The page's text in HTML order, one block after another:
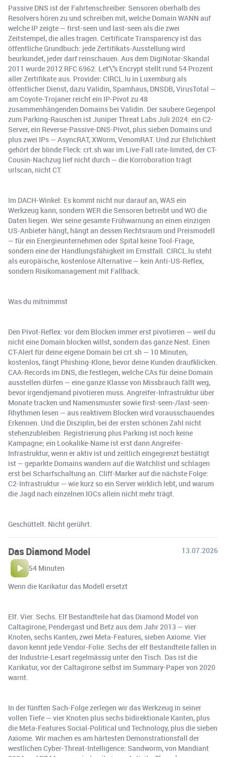
Passive DNS ist der Fahrtenschreiber: Sensoren oberhalb des
Resolvers hören zu und schreiben mit, welche Domain WANN auf
welche IP zeigte — first-seen und last-seen als die zwei
Zeitstempel, die alles tragen. Certificate Transparency ist das
öffentliche Grundbuch: jede Zertifikats-Ausstellung wird
beurkundet, jeder darf reinschauen. Aus dem DigiNotar-Skandal
2011 wurde 2012 RFC 6962. Let'\''s Encrypt stellt rund 54 Prozent
aller Zertifikate aus. Provider: CIRCL.lu in Luxemburg als
öffentlicher Dienst, dazu Validin, Spamhaus, DNSDB, VirusTotal —
am Coyote-Trojaner reicht ein IP-Pivot zu 48
zusammenhängenden Domains bei Validin. Der saubere Gegenpol
zum Parking-Rauschen ist Juniper Threat Labs Juli 2024: ein C2-
Server, ein Reverse-Passive-DNS-Pivot, plus sieben Domains und
plus zwei IPs — AsyncRAT, XWorm, VenomRAT. Und zur Ehrlichkeit
gehört der blinde Fleck: crt.sh war im Live-Fall rate-limited, der CT-
Cousin-Nachzug lief nicht durch — die Korroboration trägt
urlscan, nicht CT.
Im DACH-Winkel: Es kommt nicht nur darauf an, WAS ein
Werkzeug kann, sondern WER die Sensoren betreibt und WO die
Daten liegen. Wer seine gesamte Frühwarnung an einen einzigen
US-Anbieter hängt, hängt an dessen Rechtsraum und Preismodell
— für ein Energieunternehmen oder Spital keine Tool-Frage,
sondern eine der Handlungsfähigkeit im Ernstfall. CIRCL.lu steht
als europäische, kostenlose Alternative — kein Anti-US-Reflex,
sondern Risikomanagement mit Fallback.
Was du mitnimmst
Den Pivot-Reflex: vor dem Blocken immer erst pivotieren — weil du
nicht eine Domain blocken willst, sondern das ganze Nest. Einen
CT-Alert für deine eigene Domain bei crt.sh — 10 Minuten,
kostenlos, fängt Phishing-Klone, bevor deine Kunden draufklicken.
CAA-Records im DNS, die festlegen, welche CAs für deine Domain
ausstellen dürfen — eine ganze Klasse von Missbrauch fällt weg,
bevor irgendjemand pivotieren muss. Angreifer-Infrastruktur über
Monate tracken und Namensmuster sowie first-seen-/last-seen-
Rhythmen lesen — aus reaktivem Blocken wird vorausschauendes
Erkennen. Und die Disziplin, bei der ersten schönen Zahl nicht
stehenzubleiben: Registrierung plus Parking ist noch keine
Kampagne; ein Lookalike-Name ist erst dann Angreifer-
Infrastruktur, wenn er aktiv ist und zeitlich eingegrenzt bestätigt
ist — geparkte Domains wandern auf die Watchlist und schlagen
erst bei Scharfschaltung an. Cliff-Marker auf die nächste Folge:
C2-Infrastruktur — wie kurz so ein Server wirklich lebt, und warum
die Jagd nach einzelnen IOCs allein nicht mehr trägt.
Geschüttelt. Nicht gerührt.
Das Diamond Model
13.07.2026
54 Minuten
Wenn die Karikatur das Modell ersetzt
Elf. Vier. Sechs. Elf Bestandteile hat das Diamond Model von
Caltagirone, Pendergast und Betz aus dem Jahr 2013 — vier
Knoten, sechs Kanten, zwei Meta-Features, sieben Axiome. Vier
davon kennt jede Vendor-Folie. Sechs der elf Bestandteile fallen in
der Industrie-Lesart regelmässig unter den Tisch. Das ist die
Karikatur, vor der Caltagirone selbst im Summary-Paper von 2020
warnt.
In der fünften Sach-Folge zerlegen wir das Werkzeug in seiner
vollen Tiefe — vier Knoten plus sechs bidirektionale Kanten, plus
die Meta-Features Social-Political und Technology, plus die sieben
Axiome. Wir machen es am härtesten Demonstrationsfall der
westlichen Cyber-Threat-Intelligence: Sandworm, von Mandiant